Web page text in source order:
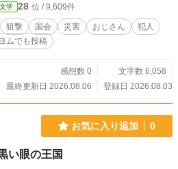
学 28 位 / 9,609件
狙撃 国会 災害 おじさん
犯人
ムでも投稿
感想数 0
文字数 6,058
最終更新日 2026.08.06
登録日 2026.08.03
お気に入り追加 0
眼の王国